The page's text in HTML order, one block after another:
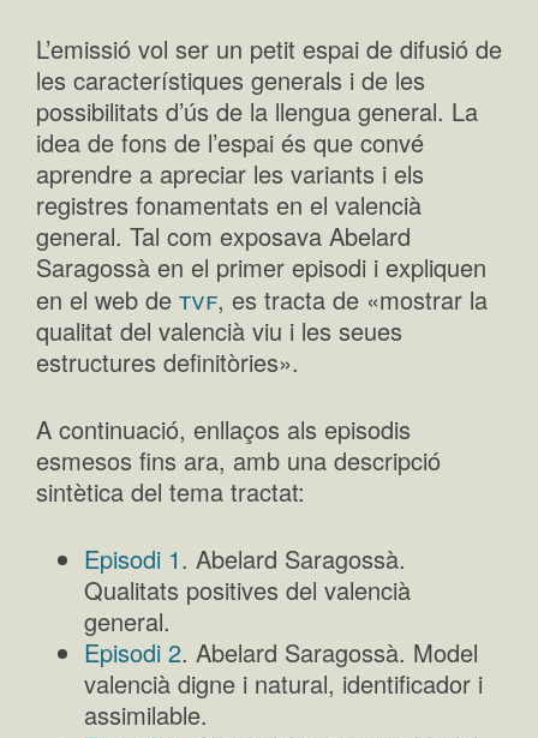
L’emissió vol ser un petit espai de difusió de
les característiques generals i de les
possibilitats d’ús de la llengua general. La
idea de fons de l’espai és que convé
aprendre a apreciar les variants i els
registres fonamentats en el valencià
general. Tal com exposava Abelard
Saragossà en el primer episodi i expliquen
en el web de tvf, es tracta de «mostrar la
qualitat del valencià viu i les seues
estructures definitòries».
A continuació, enllaços als episodis
esmesos fins ara, amb una descripció
sintètica del tema tractat:
Episodi 1. Abelard Saragossà.
Qualitats positives del valencià
general.
Episodi 2. Abelard Saragossà. Model
valencià digne i natural, identificador i
assimilable.